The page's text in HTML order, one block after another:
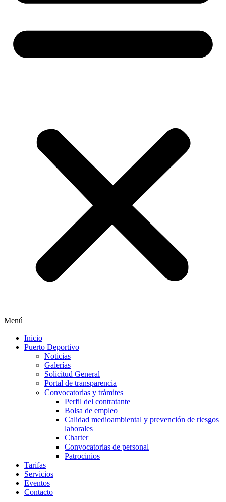
Menú
Inicio
Puerto Deportivo
Noticias
Galerías
Solicitud General
Portal de transparencia
Convocatorias y trámites
Perfil del contratante
Bolsa de empleo
Calidad medioambiental y prevención de riesgos
laborales
Charter
Convocatorias de personal
Patrocinios
Tarifas
Servicios
Eventos
Contacto